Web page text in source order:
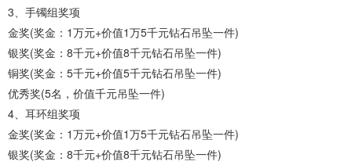
3、手镯组奖项
金奖(奖金：1万元+价值1万5千元钻石吊坠一件)
银奖(奖金：8千元+价值8千元钻石吊坠一件)
铜奖(奖金：5千元+价值5千元钻石吊坠一件)
优秀奖(5名，价值千元吊坠一件)
4、耳环组奖项
金奖(奖金：1万元+价值1万5千元钻石吊坠一件)
银奖(奖金：8千元+价值8千元钻石吊坠一件)